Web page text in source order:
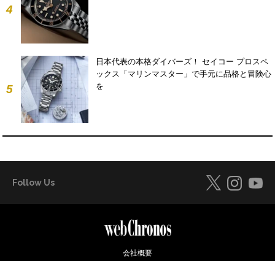
4
5
日本代表の本格ダイバーズ！ セイコー プロスペ
ックス「マリンマスター」で手元に品格と冒険心
を
Follow Us
会社概要